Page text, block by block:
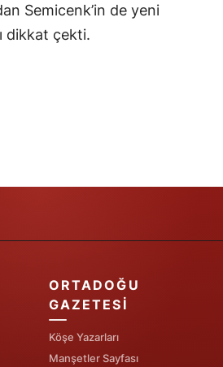
Nevşehir
Samsun
Sivas
Tekirdağ
Semicenk’in de yeni
dikkat çekti.
ORTADOĞU
GAZETESI
Köşe Yazarları
Manşetler Sayfası